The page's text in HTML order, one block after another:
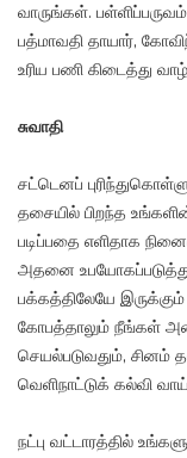
வாருங்கள். பள்ளிப்பருவம்
பத்மாவதி தாயார்,
உரிய பணி கிடைத்து
சுவாதி
சட்டெனப்
தசையில் பிறந்த
படிப்பதை எளிதாக
அதனை
பக்கத்திலேயே
கோபத்தாலும் நீங்கள்
செயல்படுவதும், சினம்
வெளிநாட்டுக் கல்வி
நட்பு வட்டாரத்தில்